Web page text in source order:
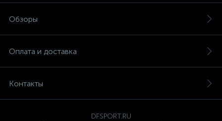
Обзоры
Оплата и доставка
Контакты
DFSPORT.RU